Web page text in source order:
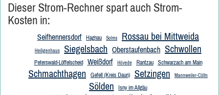
Dieser Strom-Rechner spart auch Strom-
Kosten in:
Seifhennersdorf Hagnau Solms Rossau bei Mittweida
Heiligenhaus Siegelsbach Oberstaufenbach Schwollen
Peterswald-Löffelscheid Weißdorf Hövede Rantzau Schwarzach am Main
Schmachthagen Gefell (Kreis Daun) Setzingen Mannweiler-Cölln
Sölden Isny im Allgäu